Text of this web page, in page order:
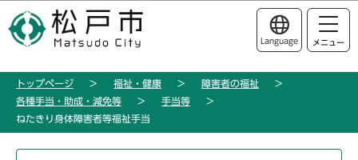
の
ー
このページの本文へ移動
Language メニュー
トップページ 福祉・健康
障害者の福祉
各種手当・助成・減免等
手当等
ねたきり身体障害者等福祉手当